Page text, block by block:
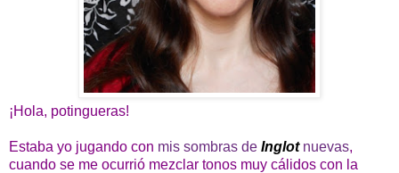
¡Hola, potingueras!
Estaba yo jugando con mis sombras de Inglotnuevas,
cuando se me ocurrió mezclar tonos muy cálidos con la